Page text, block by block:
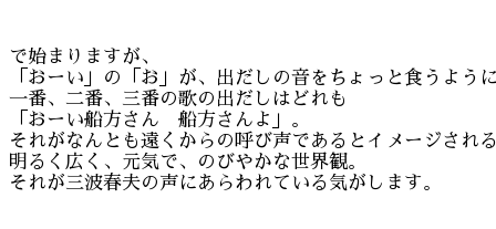
で始まりますが、
「おーい」の「お」が、出だしの音をちょっと食うよう
一番、二番、三番の歌の出だしはどれも
「おーい船方さん 船方さんよ」。
それがなんとも遠くからの呼び声であるとイメージされる
明るく広く、元気で、のびやかな世界観。
それが三波春夫の声にあらわれている気がします。